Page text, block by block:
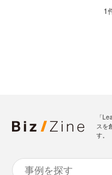
1
「
スを
す。